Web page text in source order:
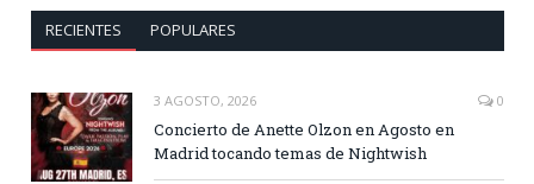
RECIENTES POPULARES
3 AGOSTO, 2026 0
Concierto de Anette Olzon en Agosto en
Madrid tocando temas de Nightwish